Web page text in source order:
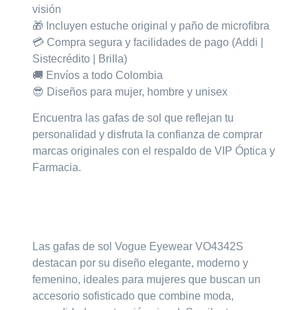
visión
🎁 Incluyenestuche original y paño de microfibra
💳 Compra segura y facilidades de pago (Addi |
Sistecrédito | Brilla)
🚚 Envíos a todo Colombia
😎 Diseños para mujer, hombre y unisex
Encuentra las gafas de sol que reflejan tu
personalidad y disfruta la confianza de comprar
marcas originales con el respaldo deVIP Óptica y
Farmacia.
Las gafas de solVogue Eyewear VO4342S
destacan por su diseñoelegante, moderno y
femenino, ideales para mujeres que buscan un
accesorio sofisticado que combine moda,